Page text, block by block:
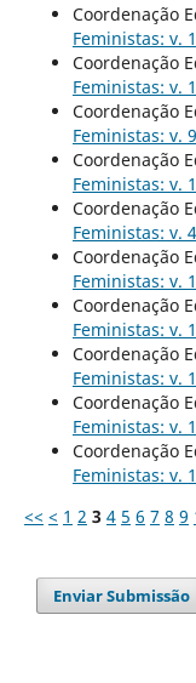
Coordenação
Feministas: v.
Coordenação
Feministas: v.
Coordenação
Feministas: v.
Coordenação
Feministas: v.
Coordenação
Feministas: v.
Coordenação
Feministas: v.
Coordenação
Feministas: v.
Coordenação
Feministas: v.
Coordenação
Feministas: v.
Coordenação
Feministas: v.
<< < 1 2 3 4 5 6 7 8 9
Enviar Submissão